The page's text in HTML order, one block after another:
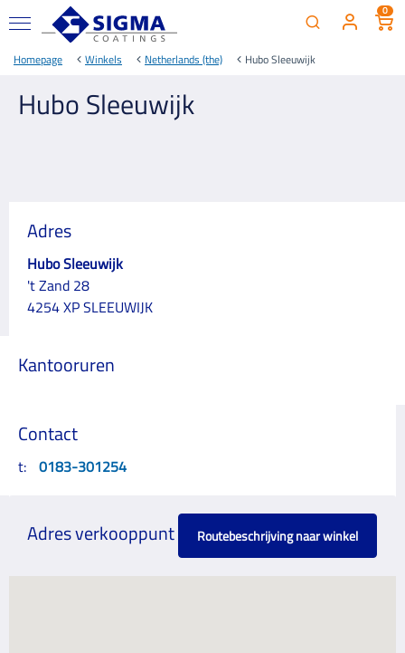
0
Homepage Winkels Netherlands (the) Hubo Sleeuwijk
Hubo Sleeuwijk
Adres
Hubo Sleeuwijk
't Zand 28
4254 XP SLEEUWIJK
Kantooruren
Contact
t: 0183-301254
Adres verkooppunt Routebeschrijving naar winkel